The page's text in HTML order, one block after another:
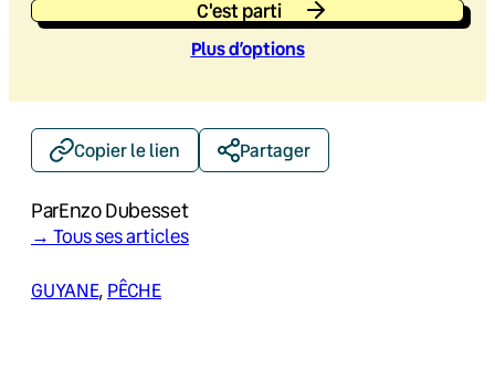
C'est parti
Plus d’options
Copier le lien Partager
ParEnzo Dubesset
→ Tous ses articles
GUYANE, PÊCHE